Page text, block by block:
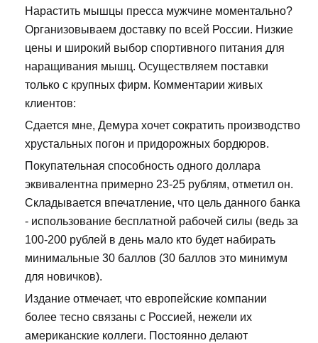
Нарастить мышцы пресса мужчине моментально?
Организовываем доставку по всей России. Низкие
цены и широкий выбор спортивного питания для
наращивания мышц. Осуществляем поставки
только с крупных фирм. Комментарии живых
клиентов:
Сдается мне, Демура хочет сократить производство
хрустальных погон и придорожных бордюров.
Покупательная способность одного доллара
эквивалентна примерно 23-25 рублям, отметил он.
Складывается впечатление, что цель данного банка
- использование бесплатной рабочей силы (ведь за
100-200 рублей в день мало кто будет набирать
минимальные 30 баллов (30 баллов это минимум
для новичков).
Издание отмечает, что европейские компании
более тесно связаны с Россией, нежели их
американские коллеги. Постоянно делают